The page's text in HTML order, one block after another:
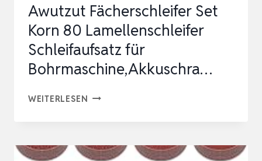
Awutzut Fächerschleifer Set
Korn 80 Lamellenschleifer
Schleifaufsatz für
Bohrmaschine,Akkuschra…
WEITERLESEN AWUTZUT
KORN